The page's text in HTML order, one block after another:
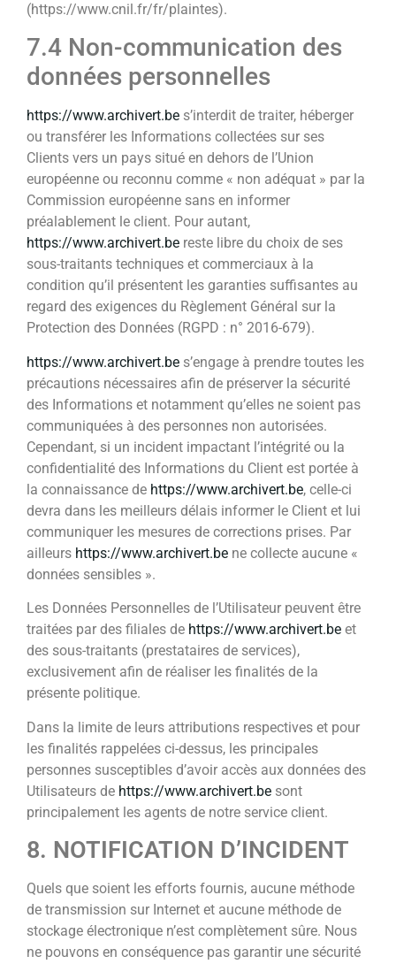
(https://www.cnil.fr/fr/plaintes).
7.4 Non-communication des
données personnelles
https://www.archivert.be s’interdit de traiter, héberger
ou transférer les Informations collectées sur ses
Clients vers un pays situé en dehors de l’Union
européenne ou reconnu comme « non adéquat » par la
Commission européenne sans en informer
préalablement le client. Pour autant,
https://www.archivert.be reste libre du choix de ses
sous-traitants techniques et commerciaux à la
condition qu’il présentent les garanties suffisantes au
regard des exigences du Règlement Général sur la
Protection des Données (RGPD : n° 2016-679).
https://www.archivert.be s’engage à prendre toutes les
précautions nécessaires afin de préserver la sécurité
des Informations et notamment qu’elles ne soient pas
communiquées à des personnes non autorisées.
Cependant, si un incident impactant l’intégrité ou la
confidentialité des Informations du Client est portée à
la connaissance de https://www.archivert.be, celle-ci
devra dans les meilleurs délais informer le Client et lui
communiquer les mesures de corrections prises. Par
ailleurs https://www.archivert.be ne collecte aucune «
données sensibles ».
Les Données Personnelles de l’Utilisateur peuvent être
traitées par des filiales de https://www.archivert.be et
des sous-traitants (prestataires de services),
exclusivement afin de réaliser les finalités de la
présente politique.
Dans la limite de leurs attributions respectives et pour
les finalités rappelées ci-dessus, les principales
personnes susceptibles d’avoir accès aux données des
Utilisateurs de https://www.archivert.be sont
principalement les agents de notre service client.
8. NOTIFICATION D’INCIDENT
Quels que soient les efforts fournis, aucune méthode
de transmission sur Internet et aucune méthode de
stockage électronique n’est complètement sûre. Nous
ne pouvons en conséquence pas garantir une sécurité